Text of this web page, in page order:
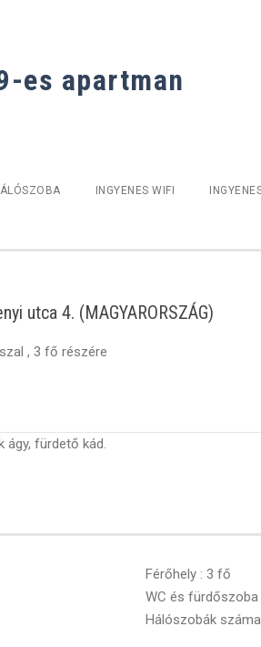
es apartman
INGYENES WIFI
utca 4. (MAGYARORSZÁG)
, 3 fő részére
ágy, fürdető kád.
Férőhely : 3 fő
WC és fürdőszoba
Hálószobák száma